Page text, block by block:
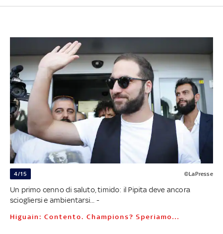
4/15 ©LaPresse
Un primo cenno di saluto, timido: il Pipita deve ancora
sciogliersi e ambientarsi... -
Higuain: Contento. Champions? Speriamo...